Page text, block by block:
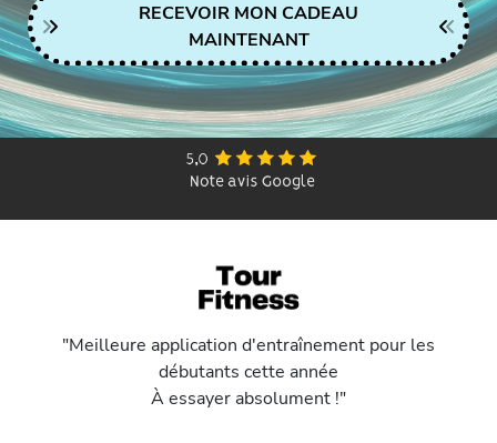
RECEVOIR MON CADEAU
MAINTENANT
"Meilleure application d'entraînement pour les
débutants cette année
À essayer absolument !"